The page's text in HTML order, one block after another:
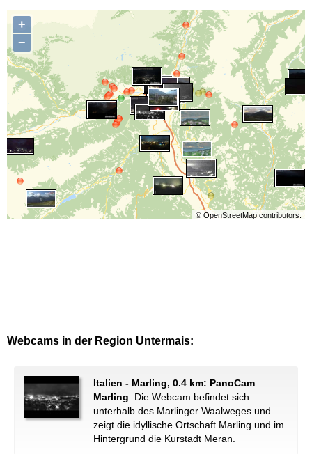
+
−
© OpenStreetMapcontributors.
Webcams in der Region Untermais:
Italien - Marling, 0.4 km: PanoCam
Marling: Die Webcam befindet sich
unterhalb des Marlinger Waalweges und
zeigt die idyllische Ortschaft Marling und im
Hintergrund die Kurstadt Meran.